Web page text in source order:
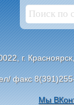
г.
факс
Мы